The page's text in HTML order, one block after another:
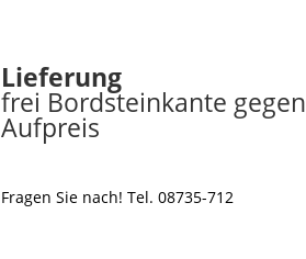
Lieferung
frei Bordsteinkante gegen
Aufpreis
Fragen Sie nach! Tel. 08735-712